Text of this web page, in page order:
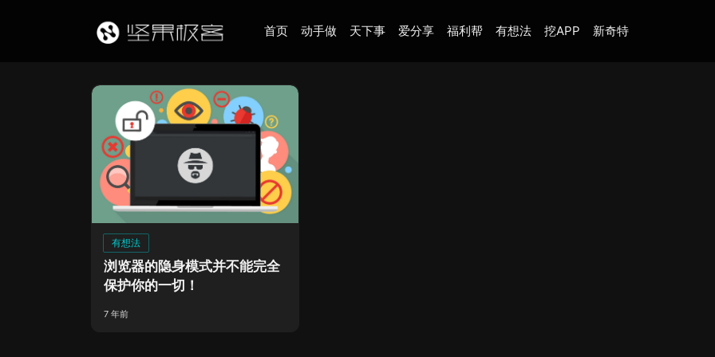
首页 动手做 天下事 爱分享 福利帮 有想法 挖APP 新奇特
有想法
浏览器的隐身模式并不能完全
保护你的一切！
7 年前